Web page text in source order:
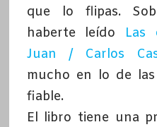
que lo flipas.
haberte leído Las
Juan / Carlos
mucho en lo de las
fiable.
El libro tiene una